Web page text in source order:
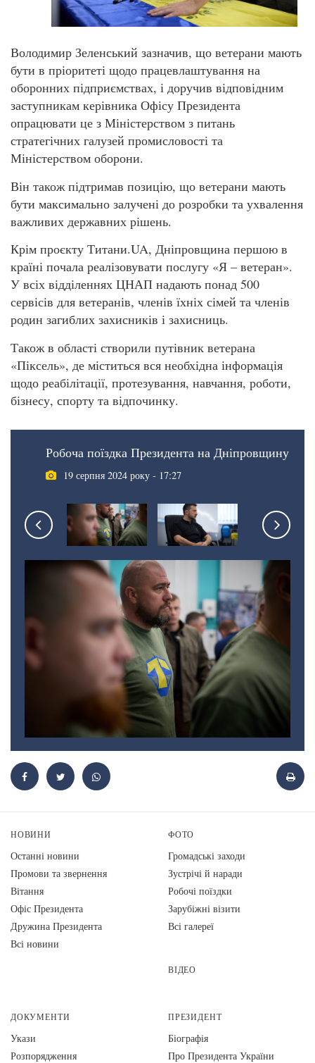
Володимир Зеленський зазначив, що ветерани мають
бути в пріоритеті щодо працевлаштування на
оборонних підприємствах, і доручив відповідним
заступникам керівника Офісу Президента
опрацювати це з Міністерством з питань
стратегічних галузей промисловості та
Міністерством оборони.
Він також підтримав позицію, що ветерани мають
бути максимально залучені до розробки та ухвалення
важливих державних рішень.
Крім проєкту Титани.UA, Дніпровщина першою в
країні почала реалізовувати послугу «Я – ветеран».
У всіх відділеннях ЦНАП надають понад 500
сервісів для ветеранів, членів їхніх сімей та членів
родин загиблих захисників і захисниць.
Також в області створили путівник ветерана
«Піксель», де міститься вся необхідна інформація
щодо реабілітації, протезування, навчання, роботи,
бізнесу, спорту та відпочинку.
Робоча поїздка Президента на Дніпровщину
19 серпня 2024 року - 17:27
НОВИНИ
Останні новини
Промови та звернення
Вiтання
Офіс Президента
Дружина Президента
Всі новини
ФОТО
Громадські заходи
Зустрічі й наради
Робочі поїздки
Зарубіжні візити
Всі галереї
ВІДЕО
ДОКУМЕНТИ
Укази
Розпорядження
ПРЕЗИДЕНТ
Біографія
Про Президента України